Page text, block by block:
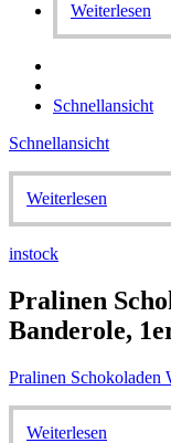
Weiterlesen
Schnellansicht
Schnellansicht
Weiterlesen
instock
Pralinen
Banderole,
Pralinen Schokoladen
Weiterlesen